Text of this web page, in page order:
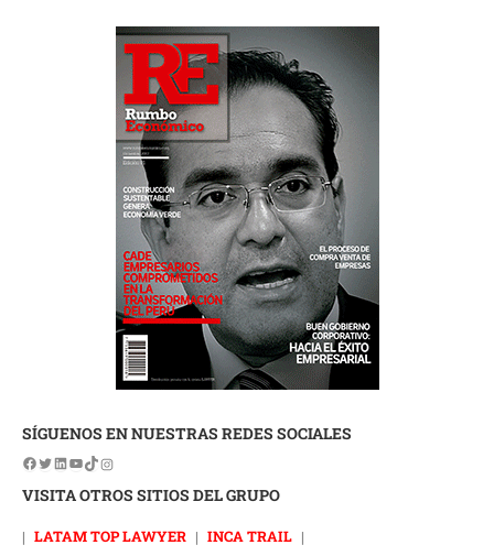
SÍGUENOS EN NUESTRAS REDES SOCIALES
VISITA OTROS SITIOS DEL GRUPO
| LATAM TOP LAWYER | INCA TRAIL |